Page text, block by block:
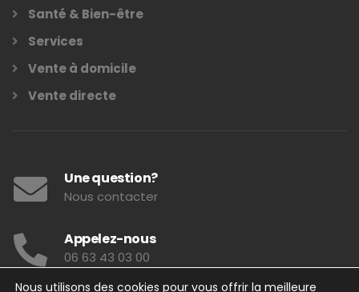
Santé & Bien-être
Services
Vente à domicile
Vente directe
Une question?
Nous contacter
Appelez-nous
06 63 43 03 00
Nous utilisons des cookies pour vous offrir la meilleure